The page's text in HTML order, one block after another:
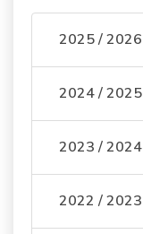
2025 / 2026
2024 / 2025
2023 / 2024
2022 / 2023